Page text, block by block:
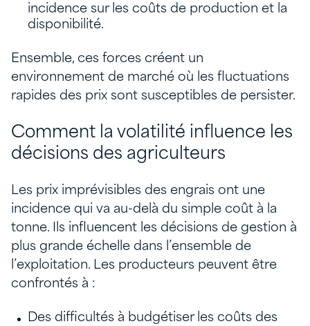
incidence sur les coûts de production et la
disponibilité.
Ensemble, ces forces créent un
environnement de marché où les fluctuations
rapides des prix sont susceptibles de persister.
Comment la volatilité influence les
décisions des agriculteurs
Les prix imprévisibles des engrais ont une
incidence qui va au-delà du simple coût à la
tonne. Ils influencent les décisions de gestion à
plus grande échelle dans l’ensemble de
l’exploitation. Les producteurs peuvent être
confrontés à :
Des difficultés à budgétiser les coûts des